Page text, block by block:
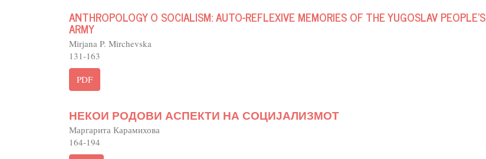
ANTHROPOLOGY O SOCIALISM: AUTO-REFLEXIVE MEMORIES OF THE YUGOSLAV PEOPLE’S
ARMY
Mirjana P. Mirchevska
131-163
PDF
НЕКОИ РОДОВИ АСПЕКТИ НА СОЦИЈАЛИЗМОТ
Маргарита Карамихова
164-194